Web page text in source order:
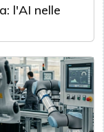
l'AI nelle